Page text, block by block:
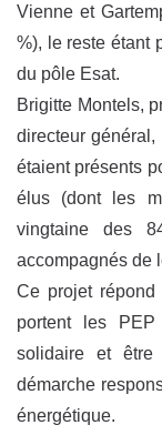
Vienne et
%), le reste étant
du pôle Esat.
Brigitte Montels,
directeur
étaient présents
élus (dont les
vingtaine des
accompagnés de
Ce projet
portent les
solidaire et
démarche
énergétique.